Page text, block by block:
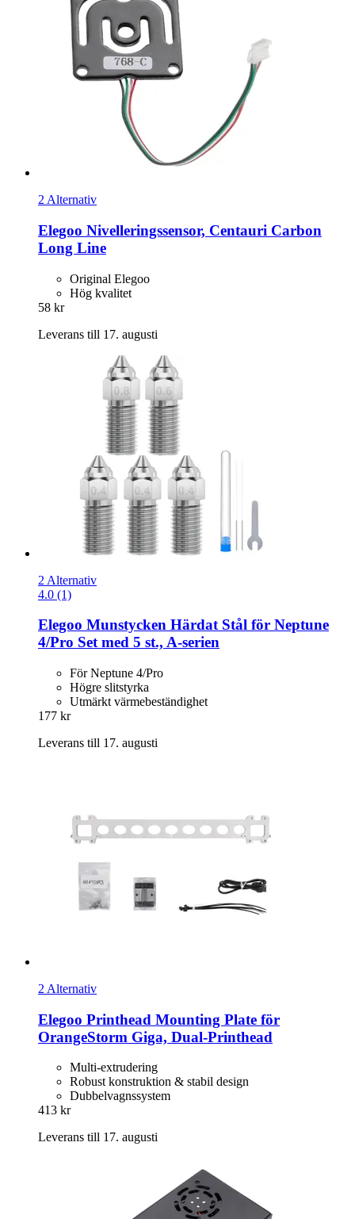
2 Alternativ
Elegoo Nivelleringssensor, Centauri Carbon
Long Line
Original Elegoo
Hög kvalitet
58 kr
Leverans till 17. augusti
2 Alternativ
4.0 (1)
Elegoo Munstycken Härdat Stål för Neptune
4/Pro Set med 5 st., A-​serien
För Neptune 4/Pro
Högre slitstyrka
Utmärkt värmebeständighet
177 kr
Leverans till 17. augusti
2 Alternativ
Elegoo Printhead Mounting Plate för
OrangeStorm Giga, Dual-​Printhead
Multi-extrudering
Robust konstruktion & stabil design
Dubbelvagnssystem
413 kr
Leverans till 17. augusti